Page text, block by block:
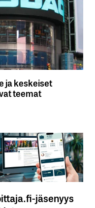
ja keskeiset
teemat
jäsenyys